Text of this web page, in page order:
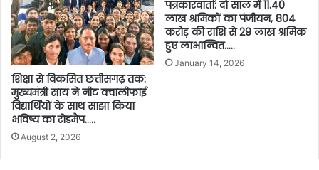
शिक्षा से विकसित छत्तीसगढ़ तक:
मुख्यमंत्री साय ने नीट क्वालीफाई
विद्यार्थियों के साथ साझा किया
भविष्य का रोडमैप…..
August 2, 2026
पत्रकारवार्ता: दो साल में 11.40
लाख श्रमिकों का पंजीयन, 804
करोड़ की राशि से 29 लाख श्रमिक
हुए लाभान्वित…..
January 14, 2026